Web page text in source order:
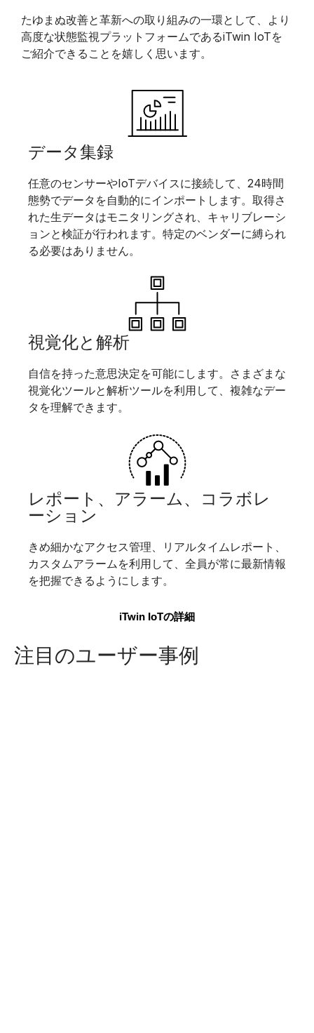
たゆまぬ改善と革新への取り組みの一環として、より
高度な状態監視プラットフォームであるiTwin IoTを
ご紹介できることを嬉しく思います。
データ集録
任意のセンサーやIoTデバイスに接続して、24時間
態勢でデータを自動的にインポートします。取得さ
れた生データはモニタリングされ、キャリブレーシ
ョンと検証が行われます。特定のベンダーに縛られ
る必要はありません。
視覚化と解析
自信を持った意思決定を可能にします。さまざまな
視覚化ツールと解析ツールを利用して、複雑なデー
タを理解できます。
レポート、アラーム、コラボレ
ーション
きめ細かなアクセス管理、リアルタイムレポート、
カスタムアラームを利用して、全員が常に最新情報
を把握できるようにします。
iTwin IoTの詳細
注目のユーザー事例